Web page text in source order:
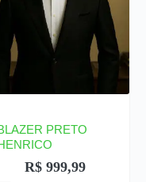
PRETO
R$ 999,99